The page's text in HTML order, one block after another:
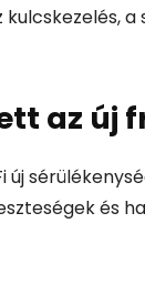
az új
új
és